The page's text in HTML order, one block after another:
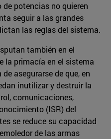
potencias no quieren
seguir a las grandes
las reglas del sistema.
también en el
la primacía en el sistema
asegurarse de que, en
inutilizar y destruir la
comunicaciones,
(ISR) del
se reduce su capacidad
de las armas